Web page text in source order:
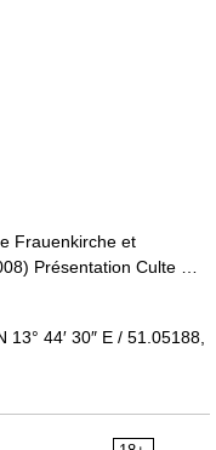
Frauenkirche et
Présentation Culte …
44′ 30″ E / 51.05188,